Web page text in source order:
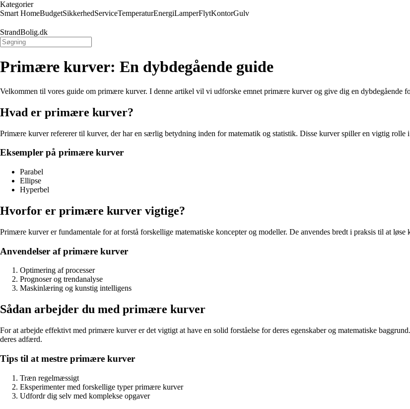
Kategorier
Smart HomeBudgetSikkerhedServiceTemperaturEnergiLamperFlytKontorGulv
StrandBolig.dk
Primære kurver: En dybdegående guide
Velkommen til vores guide om primære kurver. I denne artikel vil vi udforske emnet primære kurver og give dig en dybdegående
Hvad er primære kurver?
Primære kurver refererer til kurver, der har en særlig betydning inden for matematik og statistik. Disse kurver spiller en vigtig
Eksempler på primære kurver
Parabel
Ellipse
Hyperbel
Hvorfor er primære kurver vigtige?
Primære kurver er fundamentale for at forstå forskellige matematiske koncepter og modeller. De anvendes bredt i praksis til at løse
Anvendelser af primære kurver
Optimering af processer
Prognoser og trendanalyse
Maskinlæring og kunstig intelligens
Sådan arbejder du med primære kurver
For at arbejde effektivt med primære kurver er det vigtigt at have en solid forståelse for deres egenskaber og matematiske
deres adfærd.
Tips til at mestre primære kurver
Træn regelmæssigt
Eksperimenter med forskellige typer primære kurver
Udfordr dig selv med komplekse opgaver